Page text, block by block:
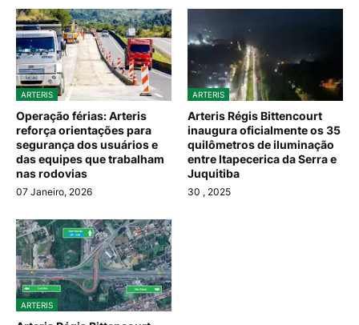
ARTERIS
Operação férias: Arteris
reforça orientações para
segurança dos usuários e
das equipes que trabalham
nas rodovias
07 Janeiro, 2026
ARTERIS
Arteris Régis Bittencourt
inaugura oficialmente os 35
quilômetros de iluminação
entre Itapecerica da Serra e
Juquitiba
30 , 2025
ARTERIS